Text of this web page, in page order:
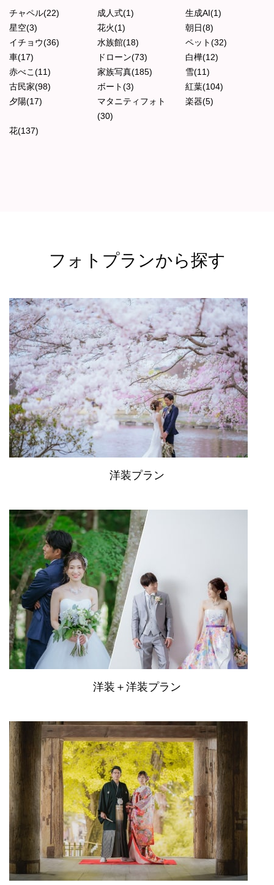
チャペル(22) 成人式(1)
生成AI(1)
星空(3)
花火(1)
朝日(8)
イチョウ(36)
水族館(18)
ペット(32)
車(17)
ドローン(73)
白樺(12)
赤べこ(11)
家族写真(185)
雪(11)
古民家(98)
ボート(3)
紅葉(104)
夕陽(17)
マタニティフォト
(30)
楽器(5)
花(137)
フォトプランから探す
洋装プラン
洋装＋洋装プラン